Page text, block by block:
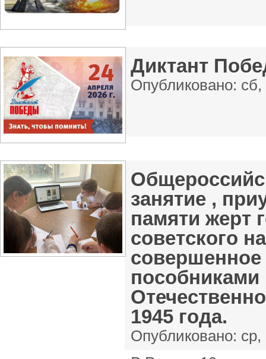
Диктант
Опубликовано: сб,
занятие ,
памяти жерт
советского
совершенное
1945 года.
Опубликовано: ср,